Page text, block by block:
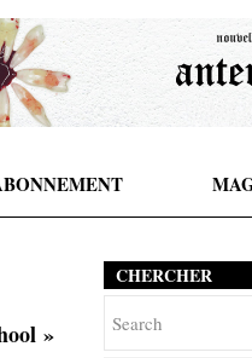
»
CHERCHER